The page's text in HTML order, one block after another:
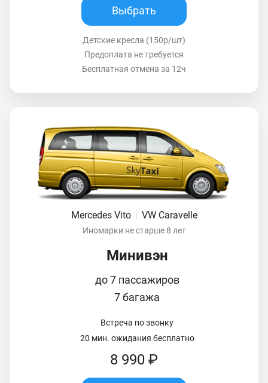
Выбрать
Детские кресла (150р/шт)
Предоплата не требуется
Бесплатная отмена за 12ч
Mercedes Vito VW Caravelle
Иномарки не старше 8 лет
Минивэн
до 7 пассажиров
7 багажа
Встреча по звонку
20 мин. ожидания бесплатно
8 990 ₽